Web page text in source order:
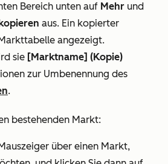
Bereich unten auf Mehr und
aus. Ein kopierter
angezeigt.
sie [Marktname] (Kopie)
zur Umbenennung des
.
bestehenden Markt:
über einen Markt,